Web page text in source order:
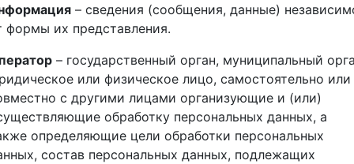
– сведения (сообщения, данные)
формы их представления.
– государственный орган, муниципальный
или физическое лицо, самостоятельно или
с другими лицами организующие и (или)
обработку персональных данных, а
определяющие цели обработки персональных
состав персональных данных, подлежащих